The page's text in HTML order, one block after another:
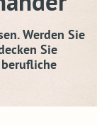
Werden Sie
Sie